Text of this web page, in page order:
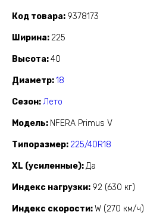
Код товара 9378173
Ширина 225
Высота 40
Диаметр 18
Сезон Лето
Модель NFERA Primus V
Типоразмер 225/40R18
XL (усиленные) Да
Индекс нагрузки 92 (630 кг)
Индекс скорости W (270 км/ч)